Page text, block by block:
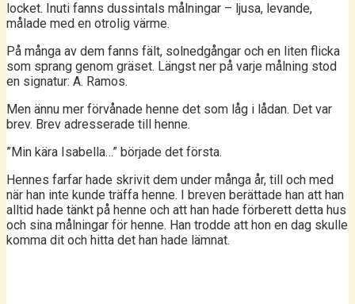
locket. Inuti fanns dussintals målningar – ljusa, levande,
målade med en otrolig värme.
På många av dem fanns fält, solnedgångar och en liten flicka
som sprang genom gräset. Längst ner på varje målning stod
en signatur: A. Ramos.
Men ännu mer förvånade henne det som låg i lådan. Det var
brev. Brev adresserade till henne.
”Min kära Isabella…” började det första.
Hennes farfar hade skrivit dem under många år, till och med
när han inte kunde träffa henne. I breven berättade han att han
alltid hade tänkt på henne och att han hade förberett detta hus
och sina målningar för henne. Han trodde att hon en dag skulle
komma dit och hitta det han hade lämnat.